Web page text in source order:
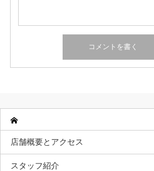
店舗概要とアクセス
スタッフ紹介